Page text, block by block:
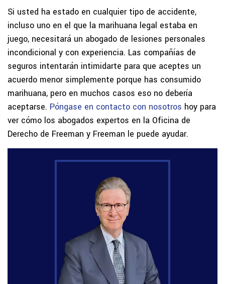
Si usted ha estado en cualquier tipo de accidente,
incluso uno en el que la marihuana legal estaba en
juego, necesitará un abogado de lesiones personales
incondicional y con experiencia. Las compañías de
seguros intentarán intimidarte para que aceptes un
acuerdo menor simplemente porque has consumido
marihuana, pero en muchos casos eso no debería
aceptarse. Póngase en contacto con nosotros hoy para
ver cómo los abogados expertos en la Oficina de
Derecho de Freeman y Freeman le puede ayudar.